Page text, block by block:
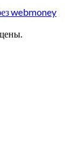
webmoney